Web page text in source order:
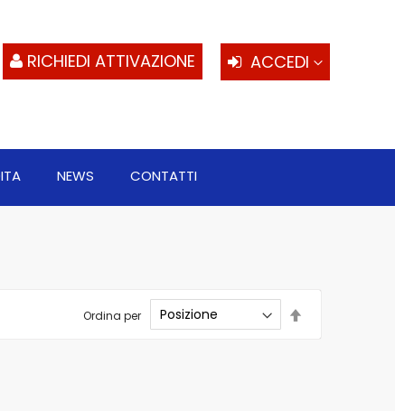
ACCEDI
RICHIEDI ATTIVAZIONE
NEWS CONTATTI
Ordina per
direzione